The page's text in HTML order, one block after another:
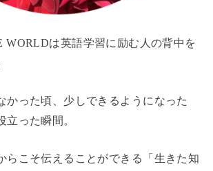
WORLDは英語学習に励む人の背中を
かった頃、少しできるようになった
った瞬間。
らこそ伝えることができる「生きた知